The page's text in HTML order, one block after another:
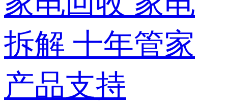
拆解 十年管家
产品支持